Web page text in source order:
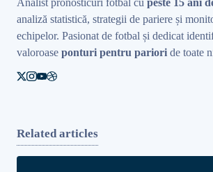
analiză statistică, strategii de pariere și
echipelor. Pasionat de fotbal și dedicat
valoroase ponturi pentru pariori de toate
Related articles